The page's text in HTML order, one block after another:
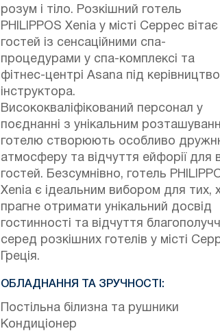
розум і тіло. Розкішний готель
PHILIPPOS Xenia у місті Серрес вітає
гостей із сенсаційними спа-
процедурами у спа-комплексі та
фітнес-центрі Asana під
інструктора.
Висококваліфікований персонал у
поєднанні з унікальним
готелю створюють особливо
атмосферу та відчуття ейфорії для
гостей. Безсумнівно, готель
Xenia є ідеальним вибором для тих,
прагне отримати унікальний досвід
гостинності та відчуття
серед розкішних готелів у місті
Греція.
ОБЛАДНАННЯ ТА ЗРУЧНОСТІ:
Постільна білизна та рушники
Кондиціонер